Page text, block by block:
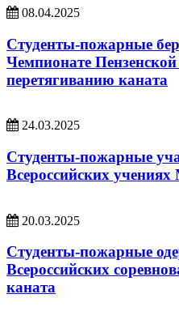
08.04.2025
Студенты-пожарные
Чемпионате
перетягиванию каната
24.03.2025
Студенты-пожарные
Всероссийских
20.03.2025
Студенты-пожарные
Всероссийских
каната